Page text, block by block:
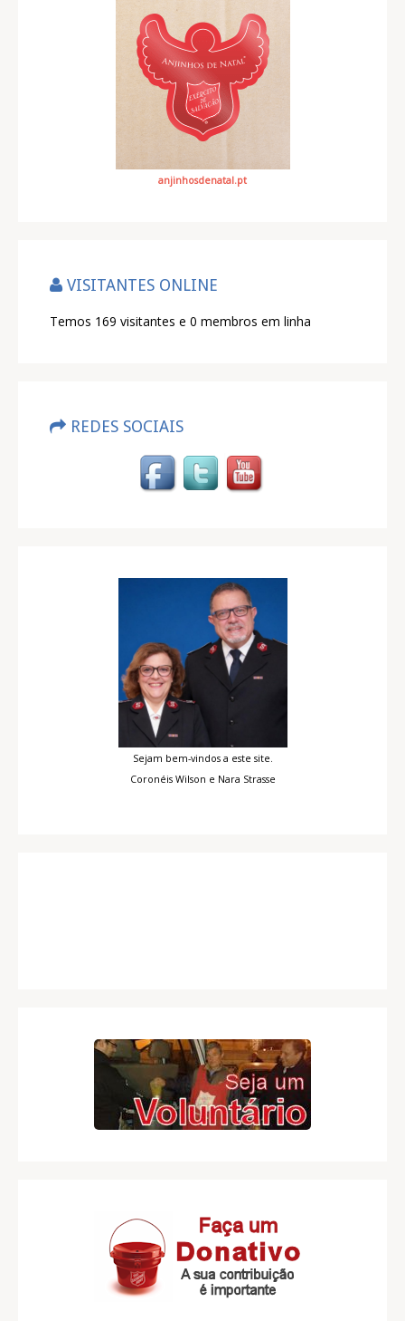
anjinhosdenatal.pt
VISITANTES ONLINE
Temos 169 visitantes e 0 membros em linha
REDES SOCIAIS
Sejam bem-vindos a este site.
Coronéis Wilson e Nara Strasse